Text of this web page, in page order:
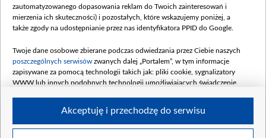
Dofinansowanie 900 000 000,00 PLN
Data podpisania umowy: LUTY 2026 (wpłata
kwiecień 180 mln, 7 maja 180 mln, 8
czerwca 90 mln)
Dofinansowanie 250 000 000,00 PLN
4 sierpnia 250 mln
zautomatyzowanego dopasowania reklam do Twoich zainteresowań i
mierzenia ich skuteczności) i pozostałych, które wskazujemy poniżej, a
także zgody na udostępnianie przez nas identyfikatora PPID do Google.
Twoje dane osobowe zbierane podczas odwiedzania przez Ciebie naszych
poszczególnych serwisów zwanych dalej „Portalem”, w tym informacje
zapisywane za pomocą technologii takich jak: pliki cookie, sygnalizatory
WWW lub innych podobnych technologii umożliwiających świadczenie
Akceptuję i przechodzę do serwisu